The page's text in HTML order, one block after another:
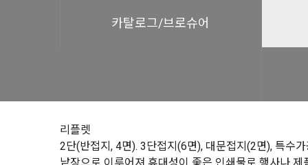
카탈로그/브로슈어
리플렛
2단(반접지, 4면). 3단접지(6면), 대문접지(2면), 특수